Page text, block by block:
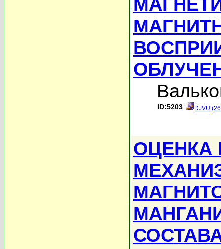
ID:5203 DJVU
ОЦЕНКА